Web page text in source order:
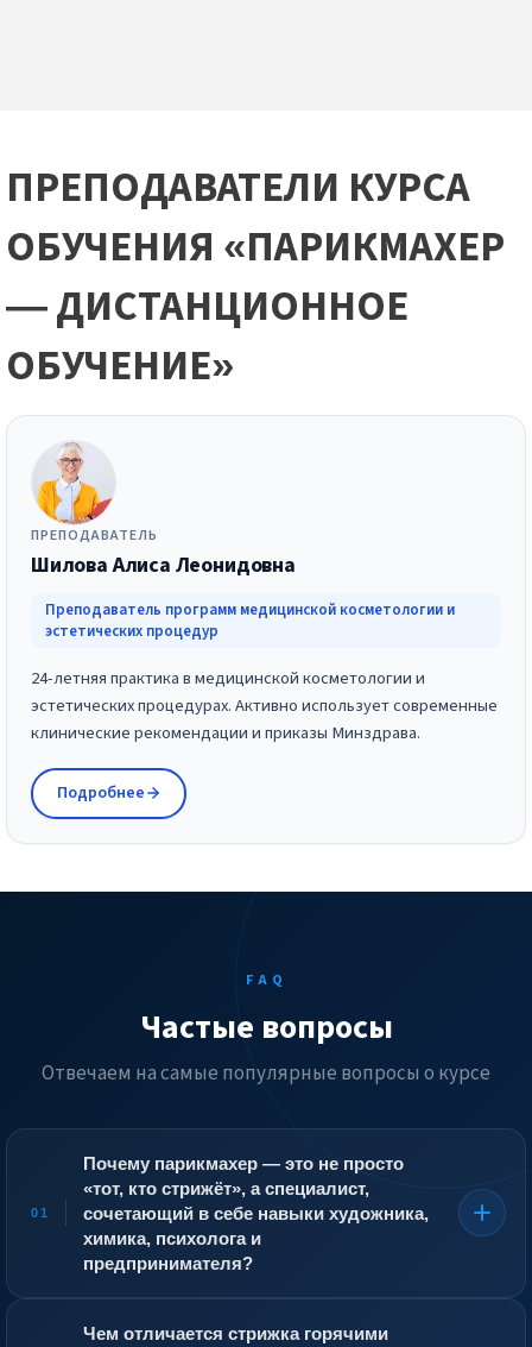
ПРЕПОДАВАТЕЛИ КУРСА
ОБУЧЕНИЯ «ПАРИКМАХЕР
— ДИСТАНЦИОННОЕ
ОБУЧЕНИЕ»
ПРЕПОДАВАТЕЛЬ
Шилова Алиса Леонидовна
Преподаватель программ медицинской косметологии и
эстетических процедур
24-летняя практика в медицинской косметологии и
эстетических процедурах. Активно использует современные
клинические рекомендации и приказы Минздрава.
Подробнее
FAQ
Частые вопросы
Отвечаем на самые популярные вопросы о курсе
01
Почему парикмахер — это не просто
«тот, кто стрижёт», а специалист,
сочетающий в себе навыки художника,
химика, психолога и
предпринимателя?
влияет на самооценку и настроение клиента. Он
Чем отличается стрижка горячими